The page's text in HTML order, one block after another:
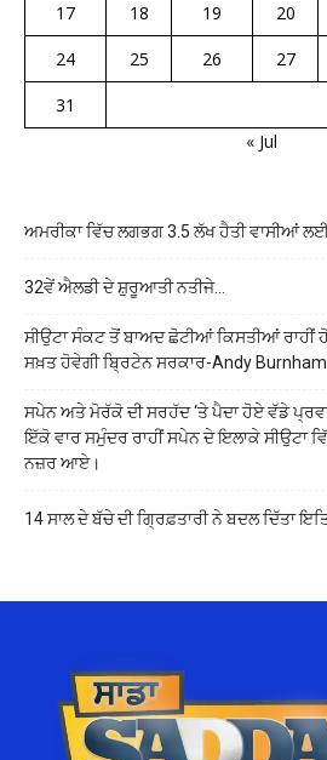
17
18 19 20
24
25 26 27
31
« Jul
ਅਮਰੀਕਾ ਵਿੱਚ ਲਗਭਗ 3.5 ਲੱਖ ਹੈਤੀ ਵਾਸੀਆਂ ਲਈ
32ਵੇਂ ਐਲਡੀ ਦੇ ਸ਼ੁਰੂਆਤੀ ਨਤੀਜੇ…
ਸੀਉਟਾ ਸੰਕਟ ਤੋਂ ਬਾਅਦ ਛੋਟੀਆਂ ਕਿਸਤੀਆਂ ਰਾਹੀਂ
ਸਖ਼ਤ ਹੋਵੇਗੀ ਬ੍ਰਿਟੇਨ ਸਰਕਾਰ-Andy Burnham
ਸਪੇਨ ਅਤੇ ਮੋਰੱਕੋ ਦੀ ਸਰਹੱਦ ‘ਤੇ ਪੈਦਾ ਹੋਏ ਵੱਡੇ
ਇੱਕੋ ਵਾਰ ਸਮੁੰਦਰ ਰਾਹੀਂ ਸਪੇਨ ਦੇ ਇਲਾਕੇ ਸੀਉਟਾ
ਨਜ਼ਰ ਆਏ।
14 ਸਾਲ ਦੇ ਬੱਚੇ ਦੀ ਗ੍ਰਿਫ਼ਤਾਰੀ ਨੇ ਬਦਲ ਦਿੱਤਾ